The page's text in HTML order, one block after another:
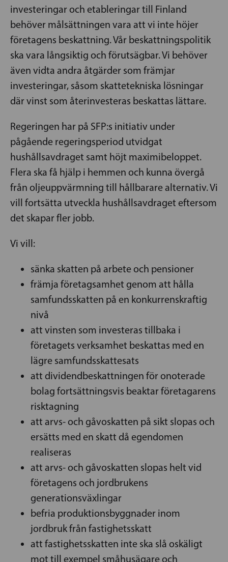
investeringar och etableringar till Finland
behöver målsättningen vara att vi inte höjer
företagens beskattning. Vår beskattningspolitik
ska vara långsiktig och förutsägbar. Vi behöver
även vidta andra åtgärder som främjar
investeringar, såsom skattetekniska lösningar
där vinst som återinvesteras beskattas lättare.
Regeringen har på SFP:s initiativ under
pågående regeringsperiod utvidgat
hushållsavdraget samt höjt maximibeloppet.
Flera ska få hjälp i hemmen och kunna övergå
från oljeuppvärmning till hållbarare alternativ. Vi
vill fortsätta utveckla hushållsavdraget eftersom
det skapar fler jobb.
Vi vill:
sänka skatten på arbete och pensioner
främja företagsamhet genom att hålla
samfundsskatten på en konkurrenskraftig
nivå
att vinsten som investeras tillbaka i
företagets verksamhet beskattas med en
lägre samfundsskattesats
att dividendbeskattningen för onoterade
bolag fortsättningsvis beaktar företagarens
risktagning
att arvs- och gåvoskatten på sikt slopas och
ersätts med en skatt då egendomen
realiseras
att arvs- och gåvoskatten slopas helt vid
företagens och jordbrukens
generationsväxlingar
befria produktionsbyggnader inom
jordbruk från fastighetsskatt
att fastighetsskatten inte ska slå oskäligt
mot till exempel småhusägare och